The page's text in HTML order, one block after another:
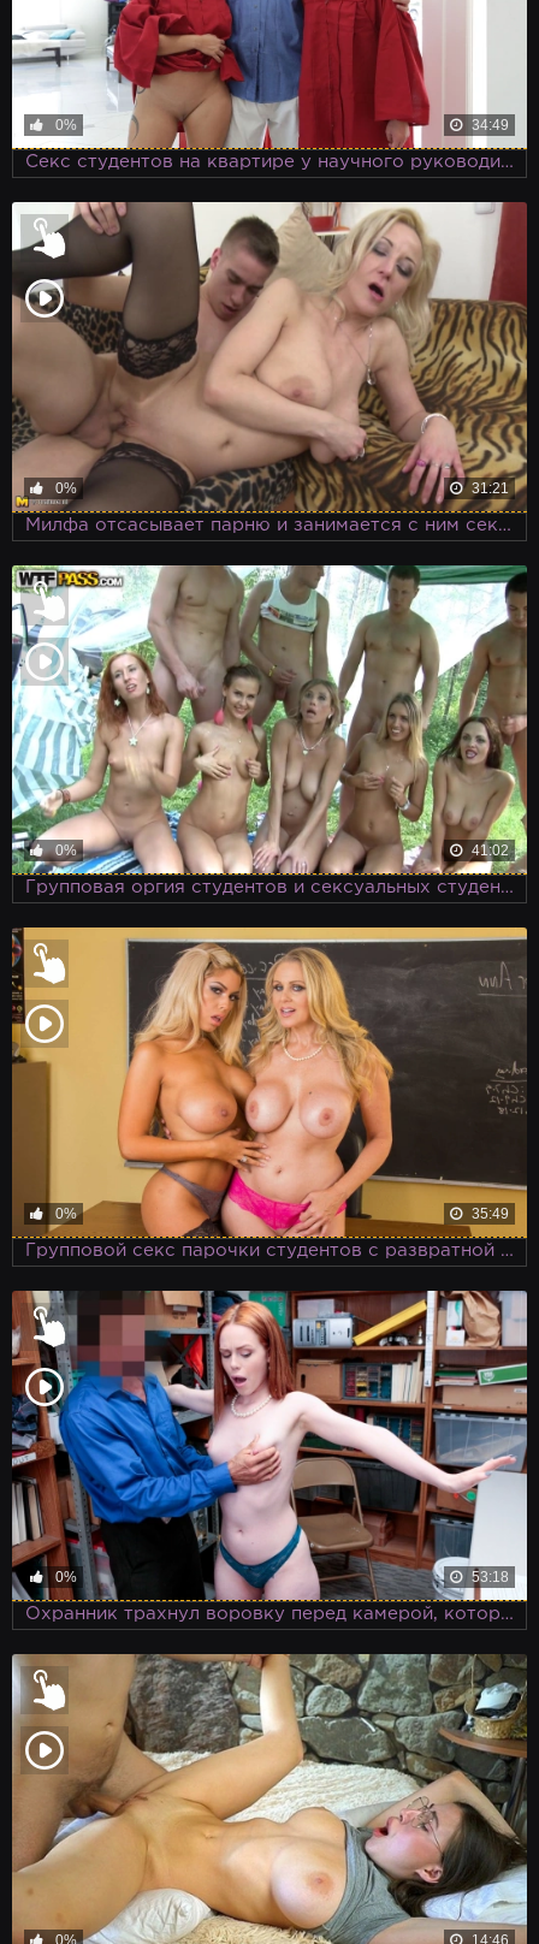
0% 34:49
Секс студентов на квартире у научного руководителя, который понимает нужды молодёжи
0% 31:21
0% 41:02
Групповая оргия студентов и сексуальных студенток в честь окончания сессии
0% 35:49
Групповой секс парочки студентов с развратной училкой, застукавшей их в аудитории
0% 53:18
Охранник трахнул воровку перед камерой, которую установил развратный хозяин
0% 14:46